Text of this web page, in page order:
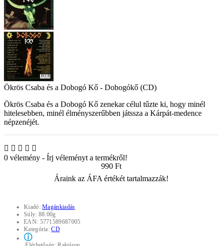
Ökrös Csaba és a Dobogó Kő - Dobogókő (CD)
Ökrös Csaba és a Dobogó Kő zenekar célul tűzte ki, hogy minél
hitelesebben, minél élményszerűbben játssza a Kárpát-medence
népzenéjét.
0 vélemény - Írj véleményt a termékről!
990 Ft
Áraink az ÁFA értékét tartalmazzák!
Kiadó:Magánkiadás
Súly: 88.00g
EAN: 5771589687005
Kategória:CD
ⓘ